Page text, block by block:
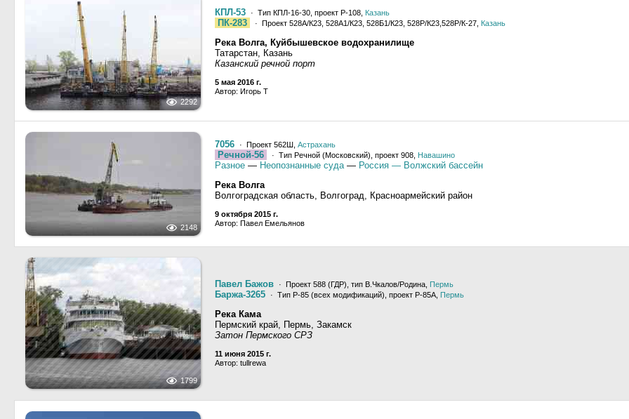
2292
КПЛ-53 · Тип КПЛ-16-30, проект Р-108, Казань
ПК-283 · Проект 528А/К23, 528А1/К23, 528Б1/К23, 528Р/К23,528Р/К-27, Казань
Река Волга, Куйбышевское водохранилище
Татарстан, Казань
Казанский речной порт
5 мая 2016 г.
Автор: Игорь Т
2148
7056 · Проект 562Ш, Астрахань
Речной-56 · Тип Речной (Московский), проект 908, Навашино
Разное — Неопознанные суда— Россия — Волжский бассейн
Река Волга
Волгоградская область, Волгоград, Красноармейский район
9 октября 2015 г.
Автор: Павел Емельянов
1799
Павел Бажов · Проект 588 (ГДР), тип В.Чкалов/Родина, Пермь
Баржа-3265 · Тип Р-85 (всех модификаций), проект Р-85А, Пермь
Река Кама
Пермский край, Пермь, Закамск
Затон Пермского СРЗ
11 июня 2015 г.
Автор: tullrewa